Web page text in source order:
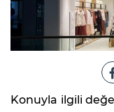
Konuyla ilgili